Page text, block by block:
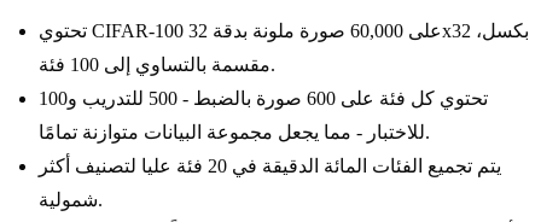
تحتوي CIFAR-100 على 60,000 صورة ملونة بدقة 32x32 بكسل،
مقسمة بالتساوي إلى 100 فئة.
تحتوي كل فئة على 600 صورة بالضبط - 500 للتدريب و100
للاختبار - مما يجعل مجموعة البيانات متوازنة تمامًا.
يتم تجميع الفئات المائة الدقيقة في 20 فئة عليا لتصنيف أكثر
شمولية.